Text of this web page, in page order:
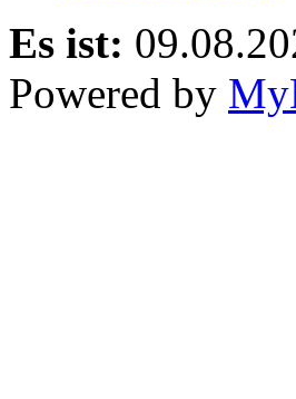
Es ist:
Powered by